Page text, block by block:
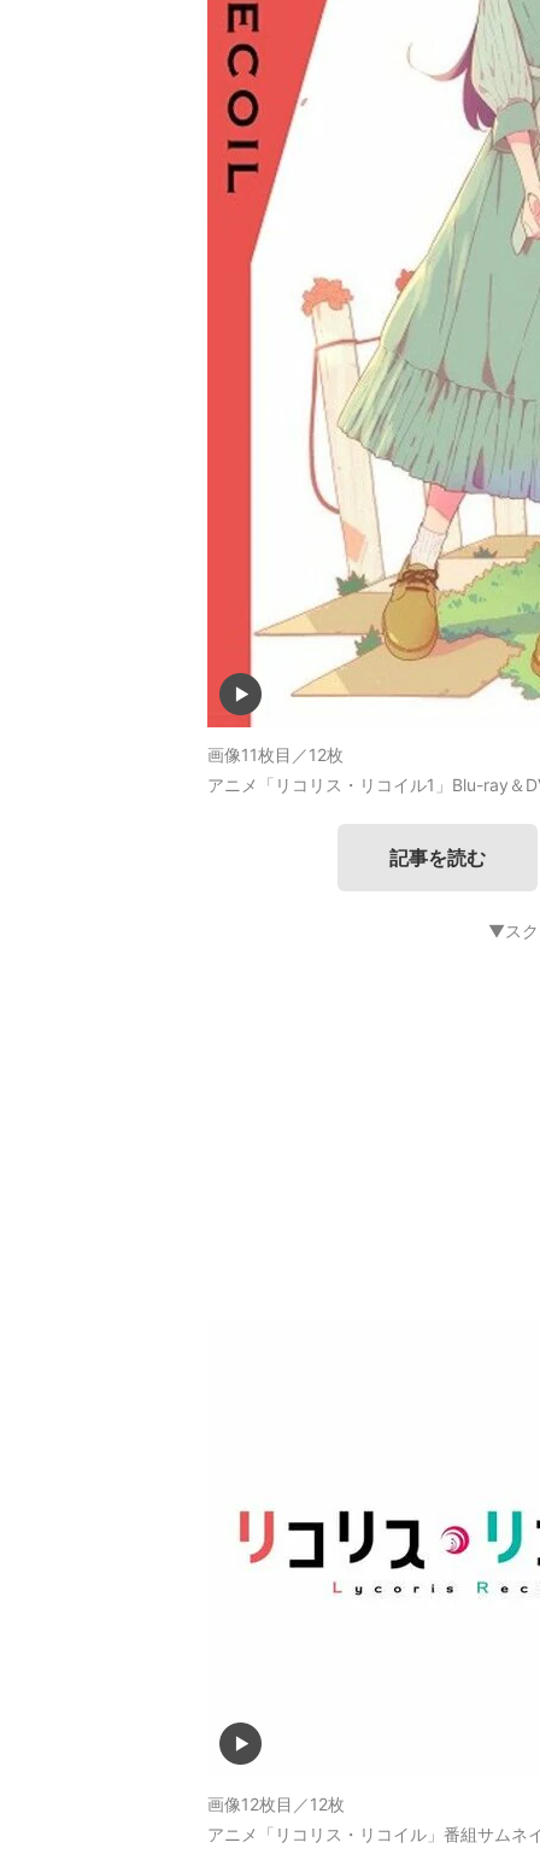
画像11枚目／12枚
アニメ「リコリス・リコイル1」Blu-ray＆
記事を読む
▼スク
画像12枚目／12枚
アニメ「リコリス・リコイル」番組サムネ